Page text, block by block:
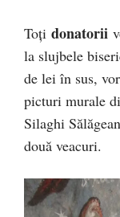
Toți donatorii
la slujbele
de lei în sus,
picturi murale
Silaghi
două veacuri.